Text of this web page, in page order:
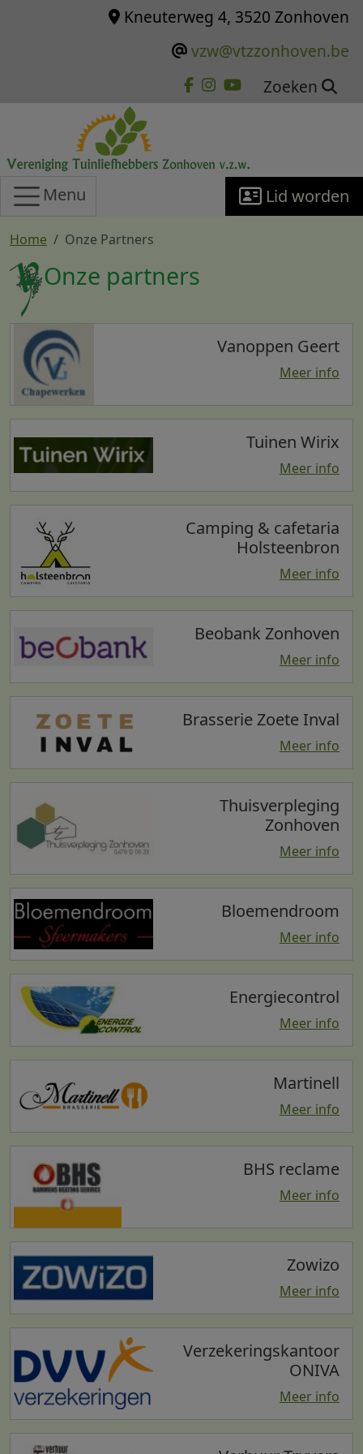
Overslaan en naar de inhoud gaanKneuterweg 4, 3520 Zonhoven
vzw@vtzzonhoven.be
Zoeken
Menu Lid worden
Home Onze Partners
Onze partners
Vanoppen Geert
Meer info
Tuinen Wirix
Meer info
Camping & cafetaria
Holsteenbron
Meer info
Beobank Zonhoven
Meer info
Brasserie Zoete Inval
Meer info
Thuisverpleging
Zonhoven
Meer info
Bloemendroom
Meer info
Energiecontrol
Meer info
Martinell
Meer info
BHS reclame
Meer info
Zowizo
Meer info
Verzekeringskantoor
ONIVA
Meer info